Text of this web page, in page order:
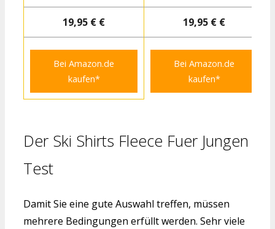
19,95 € € 19,95 € €
Bei Amazon.de
kaufen*
Bei Amazon.de
kaufen*
Der Ski Shirts Fleece Fuer Jungen
Test
Damit Sie eine gute Auswahl treffen, müssen
mehrere Bedingungen erfüllt werden. Sehr viele